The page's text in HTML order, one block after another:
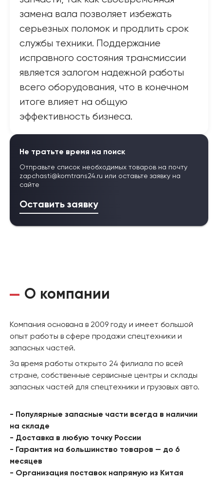
замена вала позволяет избежать
серьезных поломок и продлить срок
службы техники. Поддержание
исправного состояния трансмиссии
является залогом надежной работы
всего оборудования, что в конечном
итоге влияет на общую
эффективность бизнеса.
Не тратьте время на поиск
Отправьте список необходимых товаров на почту
zapchasti@komtrans24.ru или оставьте заявку на
сайте
Оставить заявку
О компании
Компания основана в 2009 году и имеет большой
опыт работы в сфере продажи спецтехники и
запасных частей.
За время работы открыто 24 филиала по всей
стране, собственные сервисные центры и склады
запасных частей для спецтехники и грузовых авто.
- Популярные запасные части всегда в наличии
на складе
- Доставка в любую точку России
- Гарантия на большинство товаров — до 6
месяцев
- Организация поставок напрямую из Китая